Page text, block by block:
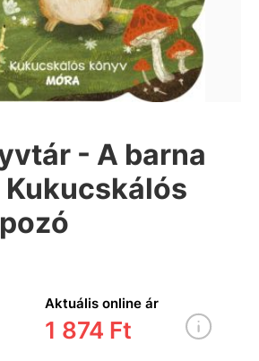
- A barna
Aktuális online ár
1 874 Ft